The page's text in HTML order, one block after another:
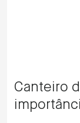
Canteiro